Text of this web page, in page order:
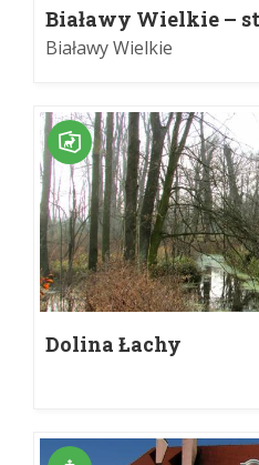
Białawy Wielkie –
Białawy Wielkie
Dolina Łachy